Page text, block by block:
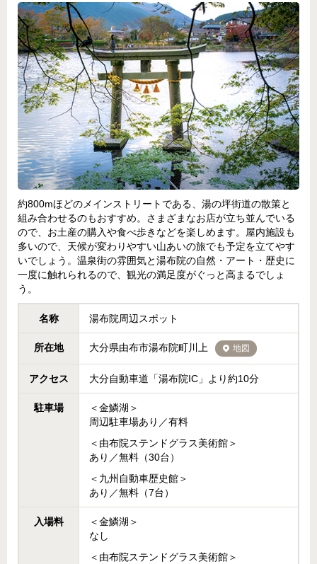
約800mほどのメインストリートである、湯の坪街道の散策と
組み合わせるのもおすすめ。さまざまなお店が立ち並んでいる
ので、お土産の購入や食べ歩きなどを楽しめます。屋内施設も
多いので、天候が変わりやすい山あいの旅でも予定を立てやす
いでしょう。温泉街の雰囲気と湯布院の自然・アート・歴史に
一度に触れられるので、観光の満足度がぐっと高まるでしょ
う。
名称 湯布院周辺スポット
所在地 大分県由布市湯布院町川上 地図
アクセス 大分自動車道「湯布院IC」より約10分
駐車場
＜金鱗湖＞
周辺駐車場あり／有料
＜由布院ステンドグラス美術館＞
あり／無料（30台）
＜九州自動車歴史館＞
あり／無料（7台）
入場料
＜金鱗湖＞
なし
＜由布院ステンドグラス美術館＞